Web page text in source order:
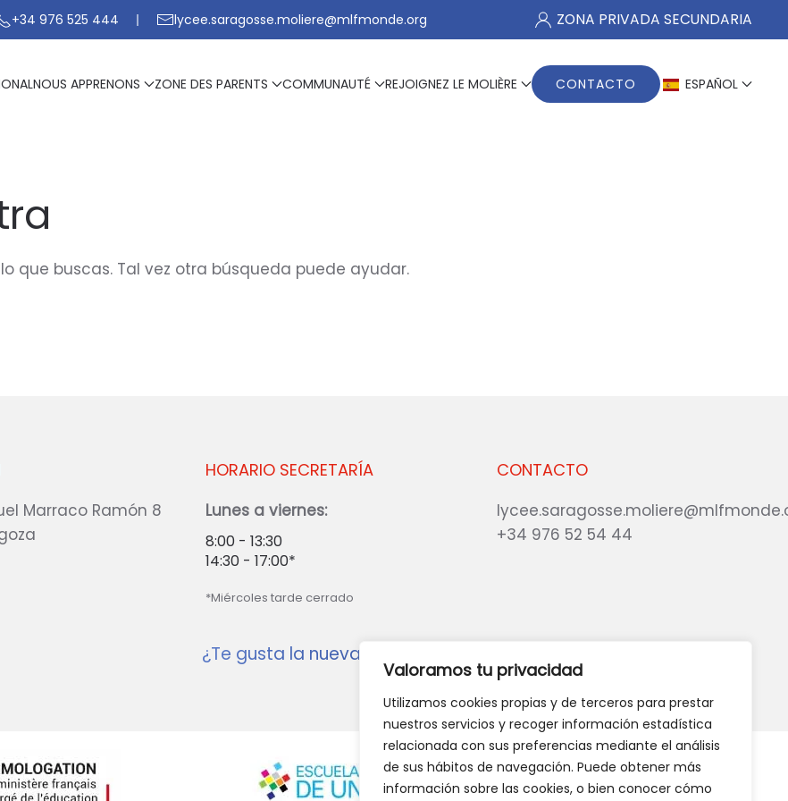
Valoramos tu privacidad
Utilizamos cookies propias y de terceros para prestar
nuestros servicios y recoger información estadística
relacionada con sus preferencias mediante el análisis
de sus hábitos de navegación. Puede obtener más
información sobre las cookies, o bien conocer cómo
+34 976 525 444 lycee.saragosse.moliere@mlfmonde.org ZONA PRIVADA SECUNDARIA
NOUS APPRENONS ZONE DES PARENTS COMMUNAUTÉ REJOIGNEZ LE MOLIÈRE CONTACTO ESPAÑOL
que buscas. Tal vez otra búsqueda puede ayudar.
Marraco Ramón 8
CONTACTO
+34 976 52 54 44
HORARIO SECRETARÍA
Lunes a viernes:
8:00 - 13:30
14:30 - 17:00*
*Miércoles tarde cerrado
¿Te gusta la nueva web?